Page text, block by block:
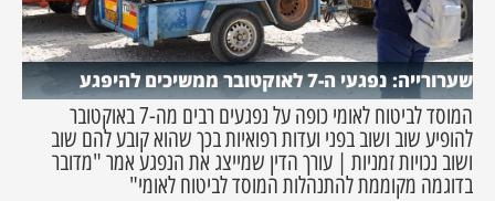
שערורייה: נפגעי ה-7 לאוקטובר ממשיכים להיפגע
המוסד לביטוח לאומי כופה על נפגעים רבים מה-7 באוקטובר
להופיע שוב ושוב בפני ועדות רפואיות בכך שהוא קובע להם שוב
ושוב נכויות זמניות | עורך הדין שמייצג את הנפגע אמר "מדובר
בדוגמה מקוממת להתנהלות המוסד לביטוח לאומי"